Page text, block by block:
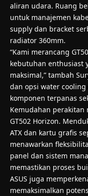
aliran udara. Ruang
untuk manajemen
supply dan bracket
radiator 360mm.
“Kami merancang
kebutuhan enthusiast
maksimal,” tambah
dan opsi water
komponen terpanas
Kemudahan perakitan
GT502 Horizon.
ATX dan kartu grafis
menawarkan
panel dan sistem
memastikan proses
ASUS juga
memaksimalkan